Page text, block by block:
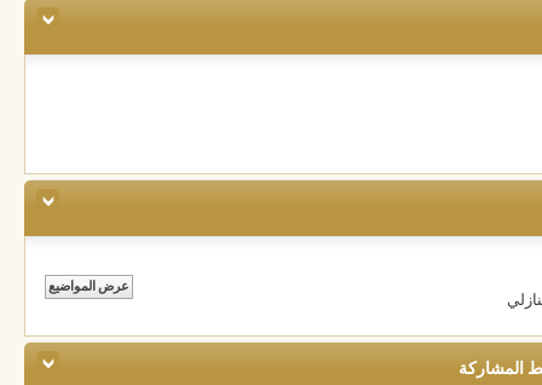
المشاركة